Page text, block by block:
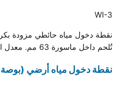
WI-3
نقطة دخول مياه حائطي مزودة
تُلحم داخل ماسورة 63 مم. معدل التدفق 7 م3/ساعة
نقطة دخول مياه أرضي